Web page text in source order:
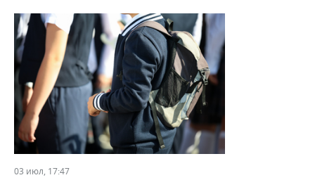
03 июл, 17:47